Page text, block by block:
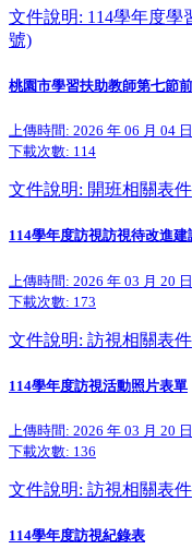
文件說明: 114學年度學
號)
桃園市學習扶助教師第七節
上傳時間: 2026 年 06 月 04 日
下載次數: 114
文件說明: 開班相關表件
114學年度訪視訪視待改進
上傳時間: 2026 年 03 月 20 日
下載次數: 173
文件說明: 訪視相關表件
114學年度訪視活動照片表單
上傳時間: 2026 年 03 月 20 日
下載次數: 136
文件說明: 訪視相關表件
114學年度訪視紀錄表